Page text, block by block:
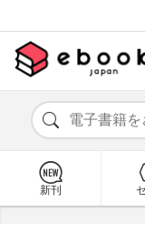
新刊